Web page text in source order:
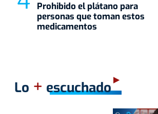
Prohibido el plátano para
personas que toman estos
medicamentos
Lo + escuchado